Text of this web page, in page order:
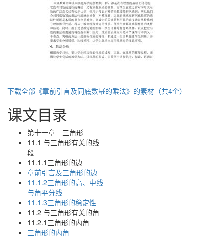
下载全部《章前引言及同底数幂的乘法》的素材（共4个）
课文目录
第十一章 三角形
11.1 与三角形有关的线
段
11.1.1三角形的边
章前引言及三角形的边
11.1.2三角形的高、中线
与角平分线
11.1.3三角形的稳定性
11.2 与三角形有关的角
11.2.1三角形的内角
三角形的内角